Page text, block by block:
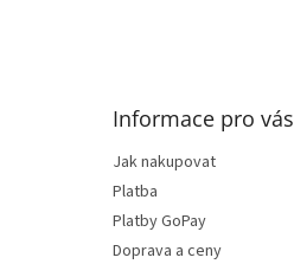
Informace pro vás
Jak nakupovat
Platba
Platby GoPay
Doprava a ceny